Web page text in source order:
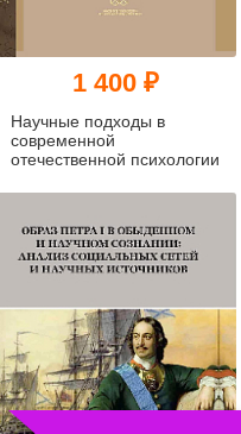
1 400 ₽
Научные подходы в
современной
отечественной психологии